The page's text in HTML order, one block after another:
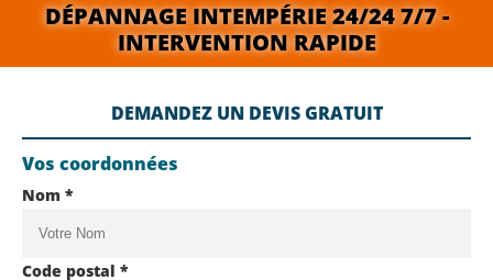
DÉPANNAGE INTEMPÉRIE 24/24 7/7 -
INTERVENTION RAPIDE
DEMANDEZ UN DEVIS GRATUIT
Vos coordonnées
Nom *
Code postal *